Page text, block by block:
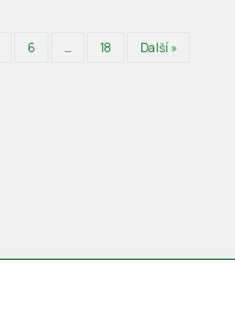
6 … 18 Další »